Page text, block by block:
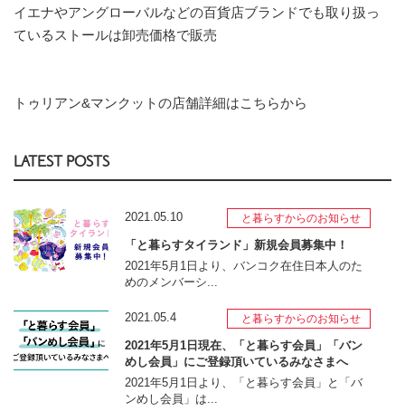
イエナやアングローバルなどの百貨店ブランドでも取り扱っ
ているストールは卸売価格で販売
トゥリアン&マンクットの店舗詳細はこちらから
LATEST POSTS
2021.05.10 と暮らすからのお知らせ
「と暮らすタイランド」新規会員募集中！
2021年5月1日より、バンコク在住日本人のた
めのメンバーシ...
2021.05.4 と暮らすからのお知らせ
2021年5月1日現在、「と暮らす会員」「バン
めし会員」にご登録頂いているみなさまへ
2021年5月1日より、「と暮らす会員」と「バ
ンめし会員」は...